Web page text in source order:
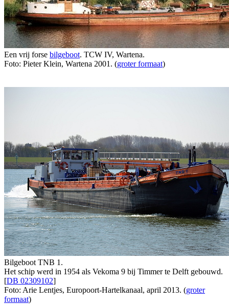
Een vrij forse bilgeboot. TCW IV, Wartena.
Foto: Pieter Klein, Wartena 2001. (groter formaat)
Bilgeboot TNB 1.
Het schip werd in 1954 als Vekoma 9 bij Timmer te Delft gebouwd.
[DB 02309102]
Foto: Arie Lentjes, Europoort-Hartelkanaal, april 2013. (groter
formaat)